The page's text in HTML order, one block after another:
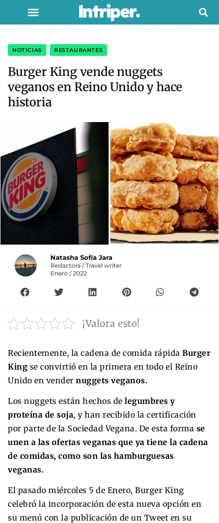
NOTICIAS RESTAURANTES
Burger King vende nuggets
veganos en Reino Unido y hace
historia
Natasha Sofía Jara
Redactora / Travel writer
Enero / 2022
¡Valora esto!
Recientemente, la cadena de comida rápida Burger
King se convirtió en la primera en todo el Reino
Unido en vender nuggets veganos.
Los nuggets están hechos de legumbres y
proteína de soja, y han recibido la certificación
por parte de la Sociedad Vegana. De esta forma se
unen a las ofertas veganas que ya tiene la cadena
de comidas, como son las hamburguesas
veganas.
El pasado miércoles 5 de Enero, Burger King
celebró la incorporación de esta nueva opción en
su menú con la publicación de un Tweet en su